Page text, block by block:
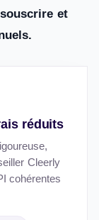
et
réduits
Cleerly
cohérentes